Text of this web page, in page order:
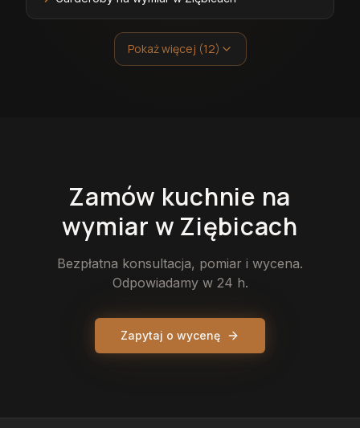
Pokaż więcej (12)
Zamów kuchnie na
wymiar w Ziębicach
Bezpłatna konsultacja, pomiar i wycena.
Odpowiadamy w 24 h.
Zapytaj o wycenę